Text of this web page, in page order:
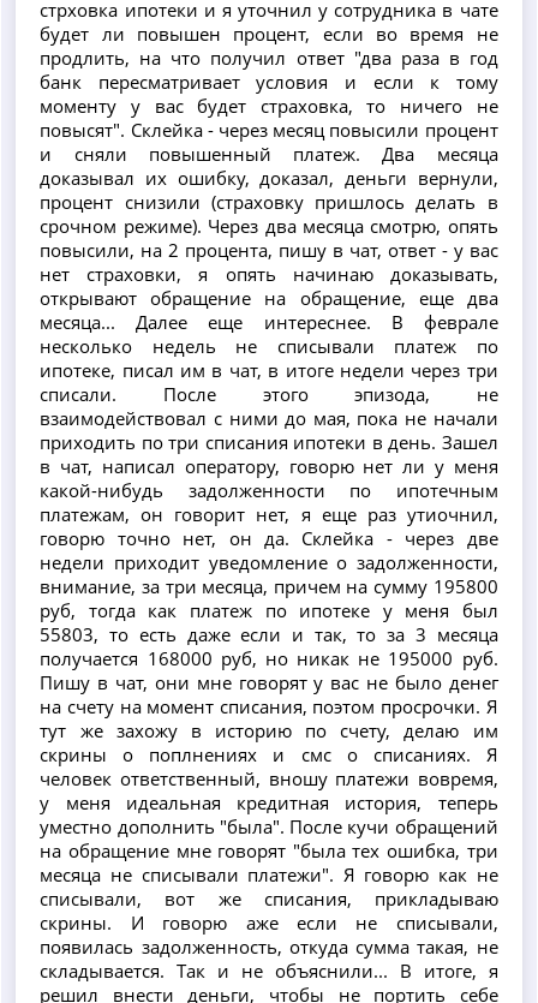
стрховка ипотеки и я уточнил у сотрудника в чате
будет ли повышен процент, если во время не
продлить, на что получил ответ "два раза в год
банк пересматривает условия и если к тому
моменту у вас будет страховка, то ничего не
повысят". Склейка - через месяц повысили процент
и сняли повышенный платеж. Два месяца
доказывал их ошибку, доказал, деньги вернули,
процент снизили (страховку пришлось делать в
срочном режиме). Через два месяца смотрю, опять
повысили, на 2 процента, пишу в чат, ответ - у вас
нет страховки, я опять начинаю доказывать,
открывают обращение на обращение, еще два
месяца... Далее еще интереснее. В феврале
несколько недель не списывали платеж по
ипотеке, писал им в чат, в итоге недели через три
списали. После этого эпизода, не
взаимодействовал с ними до мая, пока не начали
приходить по три списания ипотеки в день. Зашел
в чат, написал оператору, говорю нет ли у меня
какой-нибудь задолженности по ипотечным
платежам, он говорит нет, я еще раз утиочнил,
говорю точно нет, он да. Склейка - через две
недели приходит уведомление о задолженности,
внимание, за три месяца, причем на сумму 195800
руб, тогда как платеж по ипотеке у меня был
55803, то есть даже если и так, то за 3 месяца
получается 168000 руб, но никак не 195000 руб.
Пишу в чат, они мне говорят у вас не было денег
на счету на момент списания, поэтом просрочки. Я
тут же захожу в историю по счету, делаю им
скрины о поплнениях и смс о списаниях. Я
человек ответственный, вношу платежи вовремя,
у меня идеальная кредитная история, теперь
уместно дополнить "была". После кучи обращений
на обращение мне говорят "была тех ошибка, три
месяца не списывали платежи". Я говорю как не
списывали, вот же списания, прикладываю
скрины. И говорю аже если не списывали,
появилась задолженность, откуда сумма такая, не
складывается. Так и не объяснили... В итоге, я
решил внести деньги, чтобы не портить себе